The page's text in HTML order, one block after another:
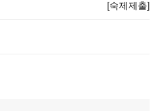
[숙제제출]